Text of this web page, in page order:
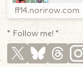
ff14.norirow.com
* Follow me! *